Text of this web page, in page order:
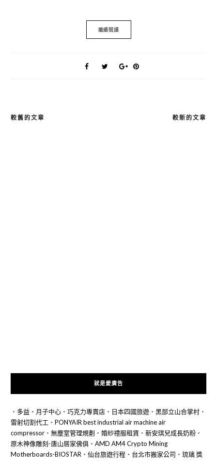
繼續閱讀
文
較舊的文章 較新的文章
就是愛廣告
‧ 多益‧ 月子中心‧ 巧克力專賣店‧ 日本四國旅遊‧ 黑部立山合掌村‧
雷射切割代工 ‧ PONYAIR best industrial air machine air
compressor‧ 無塵室管理規劃 ‧ 婚紗禮服租賃‧ 新安琪兒成長奶粉‧
原木神像雕刻-唐山居家佛俱‧ AMD AM4 Crypto Mining
Motherboards-BIOSTAR ‧ 仙台旅遊行程 ‧ 台北市搬家公司 ‧ 琉璃 獎